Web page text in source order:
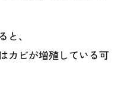
、
カビが増殖している可